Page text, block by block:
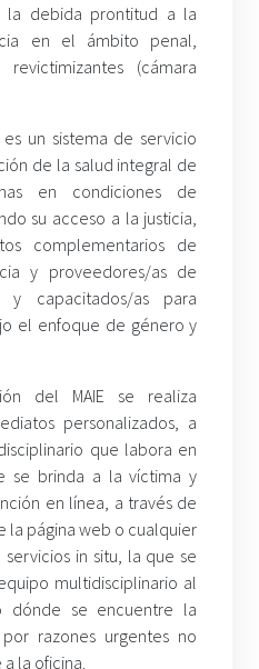
la debida prontitud a la
en el ámbito penal,
(cámara
un sistema de servicio
de la salud integral de
en condiciones de
su acceso a la justicia,
complementarios de
y proveedores/as de
y capacitados/as para
el enfoque de género y
del MAIE se realiza
personalizados, a
que labora en
se brinda a la víctima y
en línea, a través de
la página web o cualquier
in situ, la que se
multidisciplinario al
se encuentre la
razones urgentes no
la oficina.